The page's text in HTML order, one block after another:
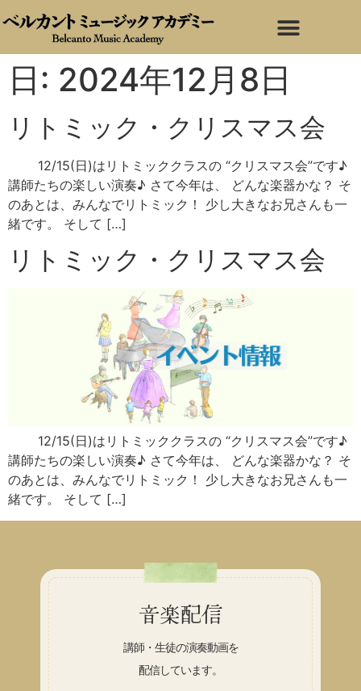
日: 2024年12月8日
リトミック・クリスマス会
12/15(日)はリトミッククラスの “クリスマス会”です♪
講師たちの楽しい演奏♪ さて今年は、 どんな楽器かな？ そ
のあとは、みんなでリトミック！ 少し大きなお兄さんも一
緒です。 そして […]
リトミック・クリスマス会
12/15(日)はリトミッククラスの “クリスマス会”です♪
講師たちの楽しい演奏♪ さて今年は、 どんな楽器かな？ そ
のあとは、みんなでリトミック！ 少し大きなお兄さんも一
緒です。 そして […]
音楽配信
講師・生徒の演奏動画を
配信しています。